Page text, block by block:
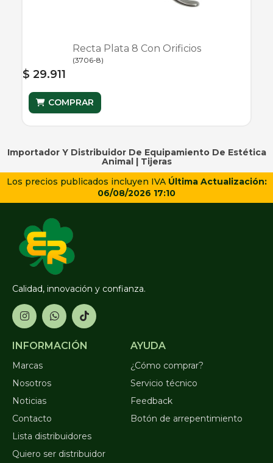
Recta Plata 8 Con Orificios
(3706-8)
$ 29.911
COMPRAR
Importador Y Distribuidor De Equipamiento De Estética
Animal | Tijeras
Los precios publicados incluyen IVA Última Actualización:
06/08/2026 17:10
Calidad, innovación y confianza.
INFORMACIÓN
Marcas
Nosotros
Noticias
Contacto
Lista distribuidores
Quiero ser distribuidor
AYUDA
¿Cómo comprar?
Servicio técnico
Feedback
Botón de arrepentimiento